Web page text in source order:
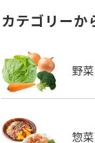
カテゴリーか